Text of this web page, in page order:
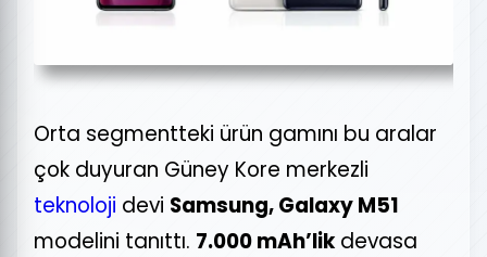
Orta segmentteki ürün gamını bu aralar
çok duyuran Güney Kore merkezli
teknoloji devi Samsung, Galaxy M51
modelini tanıttı. 7.000 mAh’lik devasa